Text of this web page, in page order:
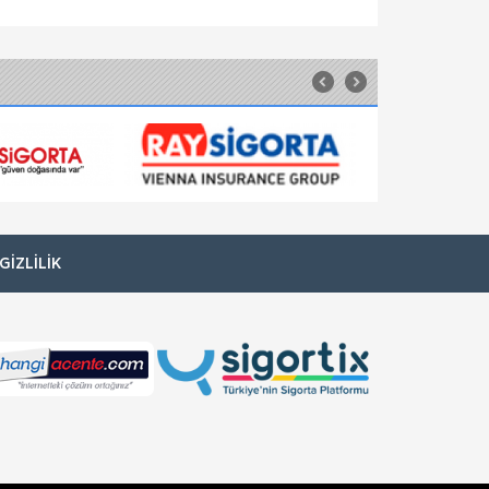
Kaza Nedir? Ani ve beklenmedik, kendi
kontrolümüzde dışında olan meydana
gelebilecek her türlü olaya kaza denir. Ferdi
Kaza Sigortası Nedir? Kaza tanımında da ta
Ferdi Kaza Sigortası
Unico Sigorta, hayattan keyif almayı bilen
Sigortası hizmeti sunuyor. Unico'da ferdi kaza
sigortanızı tasarlayabilir, ihtiyac
Güneş Sigorta
sevdiklerinize güvenli bir gelecek! Aracınızla
giderken, yolda yürürken, bir merdivende ya
da asansörde başınıza gelebilecek k
GIZLILIK